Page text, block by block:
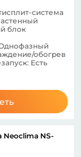
система
блок
Однофазный
обогрев
Есть
Neoclima NS-